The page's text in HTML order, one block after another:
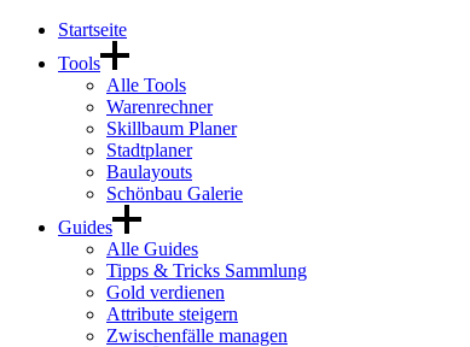
Startseite
Tools
Alle Tools
Warenrechner
Skillbaum Planer
Stadtplaner
Baulayouts
Schönbau Galerie
Guides
Alle Guides
Tipps & Tricks Sammlung
Gold verdienen
Attribute steigern
Zwischenfälle managen